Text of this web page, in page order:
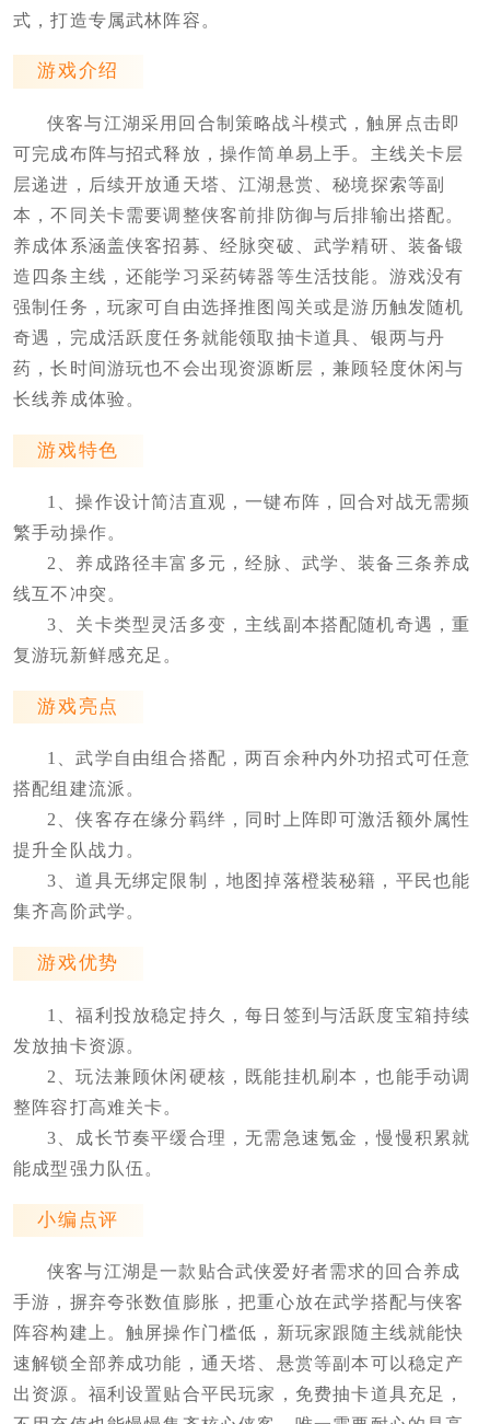
式，打造专属武林阵容。
游戏介绍
侠客与江湖采用回合制策略战斗模式，触屏点击即
可完成布阵与招式释放，操作简单易上手。主线关卡层
层递进，后续开放通天塔、江湖悬赏、秘境探索等副
本，不同关卡需要调整侠客前排防御与后排输出搭配。
养成体系涵盖侠客招募、经脉突破、武学精研、装备锻
造四条主线，还能学习采药铸器等生活技能。游戏没有
强制任务，玩家可自由选择推图闯关或是游历触发随机
奇遇，完成活跃度任务就能领取抽卡道具、银两与丹
药，长时间游玩也不会出现资源断层，兼顾轻度休闲与
长线养成体验。
游戏特色
1、操作设计简洁直观，一键布阵，回合对战无需频
繁手动操作。
2、养成路径丰富多元，经脉、武学、装备三条养成
线互不冲突。
3、关卡类型灵活多变，主线副本搭配随机奇遇，重
复游玩新鲜感充足。
游戏亮点
1、武学自由组合搭配，两百余种内外功招式可任意
搭配组建流派。
2、侠客存在缘分羁绊，同时上阵即可激活额外属性
提升全队战力。
3、道具无绑定限制，地图掉落橙装秘籍，平民也能
集齐高阶武学。
游戏优势
1、福利投放稳定持久，每日签到与活跃度宝箱持续
发放抽卡资源。
2、玩法兼顾休闲硬核，既能挂机刷本，也能手动调
整阵容打高难关卡。
3、成长节奏平缓合理，无需急速氪金，慢慢积累就
能成型强力队伍。
小编点评
侠客与江湖是一款贴合武侠爱好者需求的回合养成
手游，摒弃夸张数值膨胀，把重心放在武学搭配与侠客
阵容构建上。触屏操作门槛低，新玩家跟随主线就能快
速解锁全部养成功能，通天塔、悬赏等副本可以稳定产
出资源。福利设置贴合平民玩家，免费抽卡道具充足，